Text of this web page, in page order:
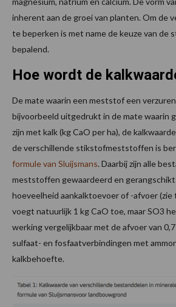
inherent aan de groei van planten. Om de
te beperken is met name de keuze van
bepalend.
Hoe wordt de
De mate waarin een meststof een
bijvoorbeeld uitgedrukt in de mate waarin
zijn met kalk (kg CaO per ha), de
de verschillende stikstofmeststoffen is
formule van Sluijsmans. Daarbij zijn alle
meststoffen gewaardeerd en
hoeveelheid aankalktoevoer of -afvoer (zie
voegt natuurlijk 1 kg CaO toe, maar SO3
werking vergelijkbaar met de afvoer van
sulfaat- en fosfaatverbindingen met
kalkbehoefte.